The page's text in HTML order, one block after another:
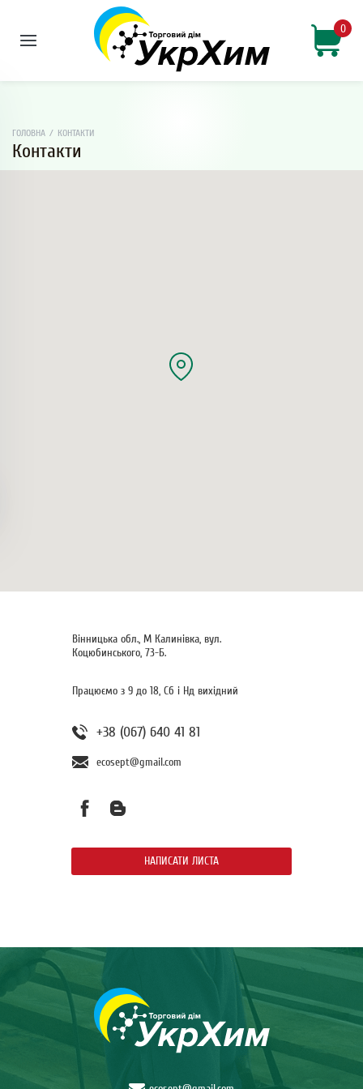
0
ГОЛОВНА / КОНТАКТИ
Контакти
Вінницька обл., М Калинівка, вул.
Коцюбинського, 73-Б.
Працюємо з 9 до 18, Сб і Нд вихідний
+38 (067) 640 41 81
ecosept@gmail.com
НАПИСАТИ ЛИСТА